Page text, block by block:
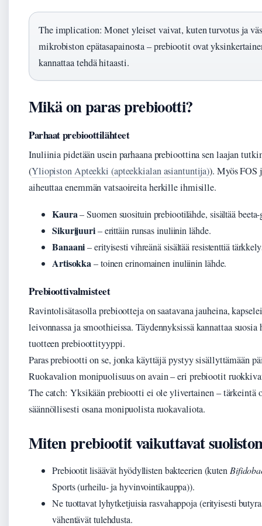
The implication: Monet yleiset vaivat, kuten turvotus ja
mikrobiston epätasapainosta – prebiootit ovat
kannattaa tehdä hitaasti.
Mikä on paras prebiootti?
Parhaat prebioottilähteet
Inuliinia pidetään usein parhaana prebioottina sen laajan
(Yliopiston Apteekki (apteekkialan asiantuntija)). Myös FOS
aiheuttaa enemmän vatsaoireita herkille ihmisille.
Kaura– Suomen suosituin prebiootilähde, sisältää
Sikurijuuri– erittäin runsas inuliinin lähde.
Banaani– erityisesti vihreänä sisältää resistenttiä
Artisokka– toinen erinomainen inuliinin lähde.
Prebioottivalmisteet
Ravintolisätasolla prebiootteja on saatavana jauheina,
leivonnassa ja smoothieissa. Täydennyksissä kannattaa
tuotteen prebioottityyppi.
Paras prebiootti on se, jonka käyttäjä pystyy sisällyttämään
Ruokavalion monipuolisuus on avain – eri prebiootit
The catch: Yksikään prebiootti ei ole ylivertainen – tärkeintä
säännöllisesti osana monipuolista ruokavaliota.
Miten prebiootit vaikuttavat
Prebiootit lisäävät hyödyllisten bakteerien (kuten
Sports (urheilu- ja hyvinvointikauppa)).
Ne tuottavat lyhytketjuisia rasvahappoja (erityisesti
vähentävät tulehdusta.